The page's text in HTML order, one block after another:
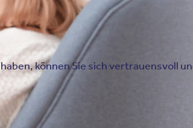
können Sie sich vertrauensvoll